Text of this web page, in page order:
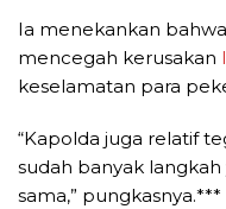
Ia menekankan
mencegah kerusakan
keselamatan para
“Kapolda juga relatif
sudah banyak
sama,” pungkasnya.***